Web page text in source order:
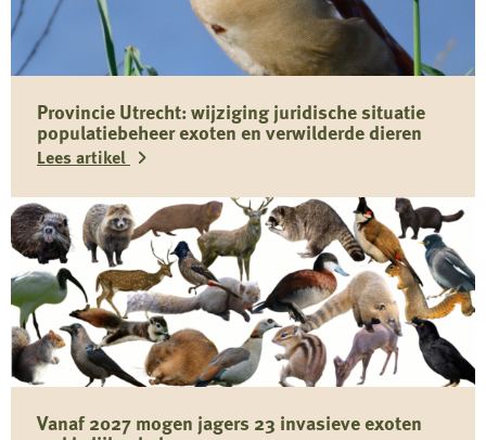
Provincie Utrecht: wijziging juridische situatie
populatiebeheer exoten en verwilderde dieren
Lees artikel
Lees
meer
over
Provincie
Utrecht:
wijziging
juridische
situatie
Vanaf 2027 mogen jagers 23 invasieve exoten